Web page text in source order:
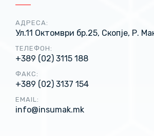
АДРЕСА:
Ул.11 Октомври бр.25, Скопје, Р.
ТЕЛЕФОН:
+389 (02) 3115 188
ФАКС:
+389 (02) 3137 154
EMAIL:
info@insumak.mk